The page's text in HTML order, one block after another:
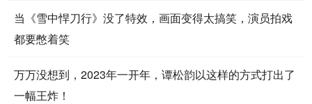
当《雪中悍刀行》没了特效，画面变得太搞笑，演员拍戏
都要憋着笑
万万没想到，2023年一开年，谭松韵以这样的方式打出了
一幅王炸！